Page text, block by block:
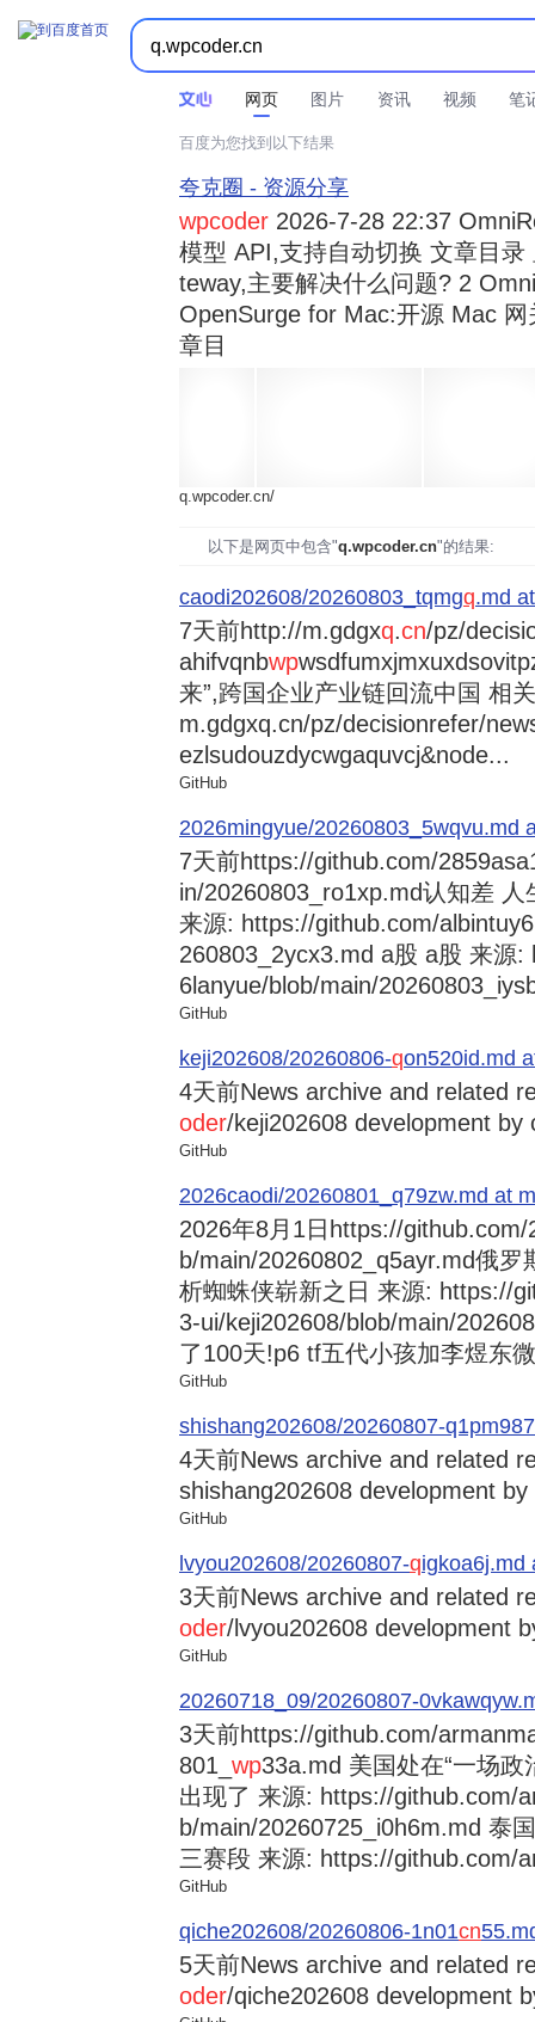
网页 图片 资讯 视频 笔
时间不限  所有网页和文件  站点内检索 
百度为您找到以下结果
夸克圈 - 资源分享
wpcoder 2026-7-28 22:37
模型 API,支持自动切换 文章目
teway,主要解决什么问题? 2
OpenSurge for Mac:开源 Mac
章目
q.wpcoder.cn/
以下是网页中包含"q.wpcoder.cn"的结果:
caodi202608/20260803_tqmgq.md
7天前http://m.gdgxq.cn/pz/
ahifvqnbwp
来”,跨国企业产业链回流中国 相
m.gdgxq.cn/pz/decisionrefer/
ezlsudouzdycwgaquvcj&node...
GitHub
2026mingyue/20260803_5wqvu.md
7天前https://github.com/
in/20260803_ro1xp.md认知差
来源: https://github.com/
260803_2ycx3.md a股 a股 来源
6lanyue/blob/main/
GitHub
keji202608/20260806-qon520id.md
4天前News archive and related
oder/keji202608 development
GitHub
2026caodi/20260801_q79zw.md at
2026年8月1日https://github.com/
b/main/20260802_q5ayr.md俄
析蜘蛛侠崭新之日 来源: https://
3-ui/keji202608/blob/main/
了100天!p6 tf五代小孩加李煜东
GitHub
shishang202608/20260807-q1pm987
4天前News archive and related
shishang202608 development
GitHub
lvyou202608/20260807-qigkoa6j.md
3天前News archive and related
oder/lvyou202608 development
GitHub
20260718_09/20260807-
3天前https://github.com/
801_ wp33a.md 美国处在“一场
出现了 来源: https://github.com/
b/main/20260725_i0h6m.md 泰
三赛段 来源: https://github.com/
GitHub
qiche202608/20260806-1n01cn
5天前News archive and related
oder/qiche202608 development